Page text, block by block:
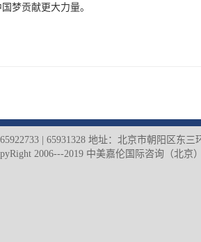
梦贡献更大力量。
| 65931328 地址：北京市朝阳区东
2006---2019 中美嘉伦国际咨询（北